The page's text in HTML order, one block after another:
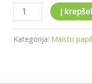
Į
Kategorija: Maisto